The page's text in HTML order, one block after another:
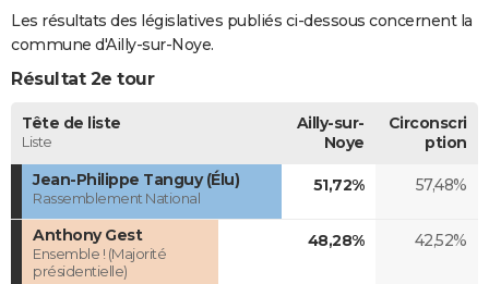
Les résultats des législatives publiés ci-dessous concernent la
commune d'Ailly-sur-Noye.
Résultat 2e tour
Tête de liste
Liste
Ailly-sur-
Noye
Circonscri
ption
Jean-Philippe Tanguy (Élu)
Rassemblement National
51,72% 57,48%
Anthony Gest
Ensemble ! (Majorité
présidentielle)
48,28% 42,52%